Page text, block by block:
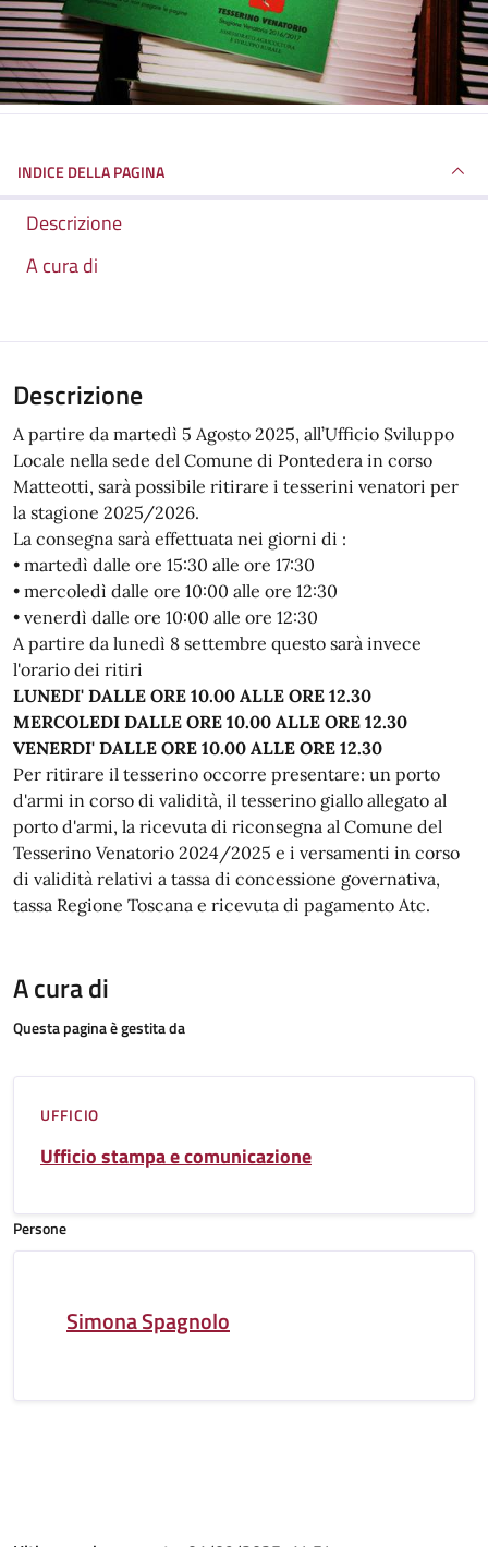
INDICE DELLA PAGINA
Descrizione
A cura di
Descrizione
A partire da martedì 5 Agosto 2025, all’Ufficio Sviluppo
Locale nella sede del Comune di Pontedera in corso
Matteotti, sarà possibile ritirare i tesserini venatori per
la stagione 2025/2026.
La consegna sarà effettuata nei giorni di :
• martedì dalle ore 15:30 alle ore 17:30
• mercoledì dalle ore 10:00 alle ore 12:30
• venerdì dalle ore 10:00 alle ore 12:30
A partire da lunedì 8 settembre questo sarà invece
l'orario dei ritiri
LUNEDI' DALLE ORE 10.00 ALLE ORE 12.30
MERCOLEDI DALLE ORE 10.00 ALLE ORE 12.30
VENERDI' DALLE ORE 10.00 ALLE ORE 12.30
Per ritirare il tesserino occorre presentare: un porto
d'armi in corso di validità, il tesserino giallo allegato al
porto d'armi, la ricevuta di riconsegna al Comune del
Tesserino Venatorio 2024/2025 e i versamenti in corso
di validità relativi a tassa di concessione governativa,
tassa Regione Toscana e ricevuta di pagamento Atc.
A cura di
Questa pagina è gestita da
UFFICIO
Ufficio stampa e comunicazione
Persone
Simona Spagnolo